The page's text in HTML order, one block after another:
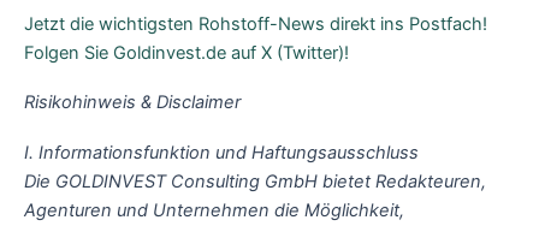
Jetzt die wichtigsten Rohstoff-News direkt ins Postfach!
Folgen Sie Goldinvest.de auf X (Twitter)!
Risikohinweis & Disclaimer
I. Informationsfunktion und Haftungsausschluss
Die GOLDINVEST Consulting GmbH bietet Redakteuren,
Agenturen und Unternehmen die Möglichkeit,